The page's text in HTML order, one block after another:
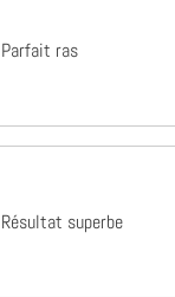
Parfait ras
Résultat superbe